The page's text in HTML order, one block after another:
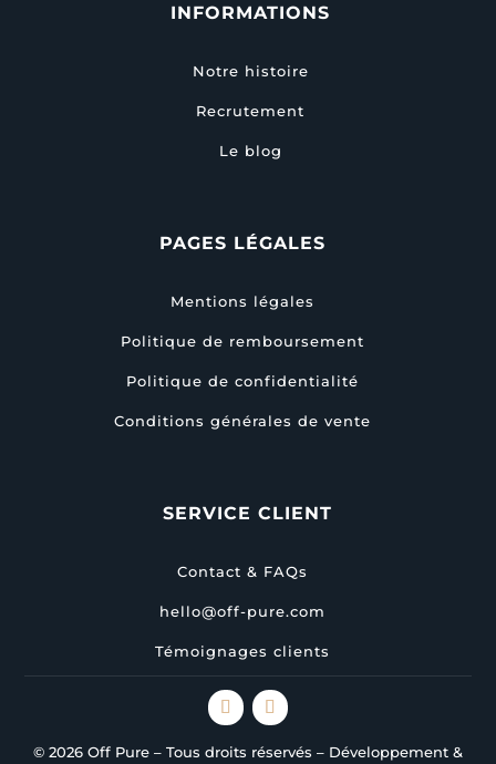
INFORMATIONS
Notre histoire
Recrutement
Le blog
PAGES LÉGALES
Mentions légales
Politique de remboursement
Politique de confidentialité
Conditions générales de vente
SERVICE CLIENT
Contact & FAQs
hello@off-pure.com
Témoignages clients
© 2026 Off Pure – Tous droits réservés – Développement &